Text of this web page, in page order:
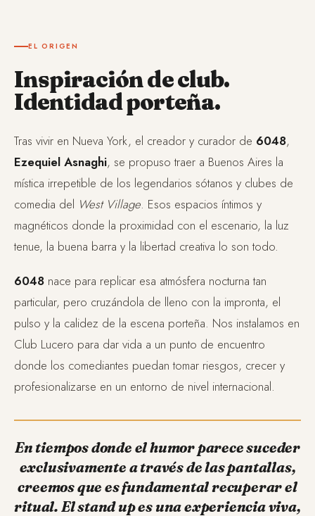
EL ORIGEN
Inspiración de club.
Identidad porteña.
Tras vivir en Nueva York, el creador y curador de 6048,
Ezequiel Asnaghi, se propuso traer a Buenos Aires la
mística irrepetible de los legendarios sótanos y clubes de
comedia del West Village. Esos espacios íntimos y
magnéticos donde la proximidad con el escenario, la luz
tenue, la buena barra y la libertad creativa lo son todo.
6048 nace para replicar esa atmósfera nocturna tan
particular, pero cruzándola de lleno con la impronta, el
pulso y la calidez de la escena porteña. Nos instalamos en
Club Lucero para dar vida a un punto de encuentro
donde los comediantes puedan tomar riesgos, crecer y
profesionalizarse en un entorno de nivel internacional.
En tiempos donde el humor parece suceder
exclusivamente a través de las pantallas,
creemos que es fundamental recuperar el
ritual. El stand up es una experiencia viva,